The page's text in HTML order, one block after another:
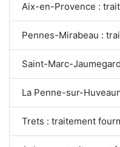
Aix-en-Provence :
Pennes-Mirabeau :
Saint-Marc-
La Penne-sur-
Trets : traitement